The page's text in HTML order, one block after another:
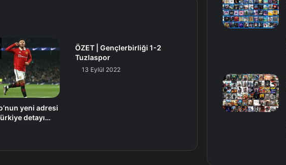
yeni adresi
detayı…
ÖZET | Gençlerbirliği 1-2
Tuzlaspor
13 Eylül 2022